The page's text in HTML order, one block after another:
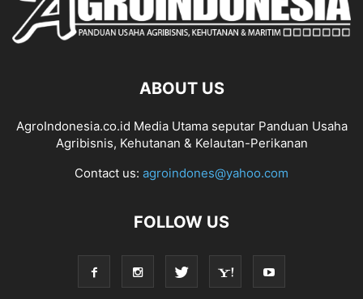
ABOUT US
AgroIndonesia.co.id Media Utama seputar Panduan Usaha
Agribisnis, Kehutanan & Kelautan-Perikanan
Contact us: agroindones@yahoo.com
FOLLOW US